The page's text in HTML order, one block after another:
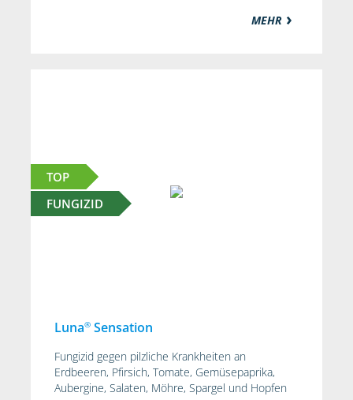
MEHR
TOP
FUNGIZID
Luna® Sensation
Fungizid gegen pilzliche Krankheiten an
Erdbeeren, Pfirsich, Tomate, Gemüsepaprika,
Aubergine, Salaten, Möhre, Spargel und Hopfen